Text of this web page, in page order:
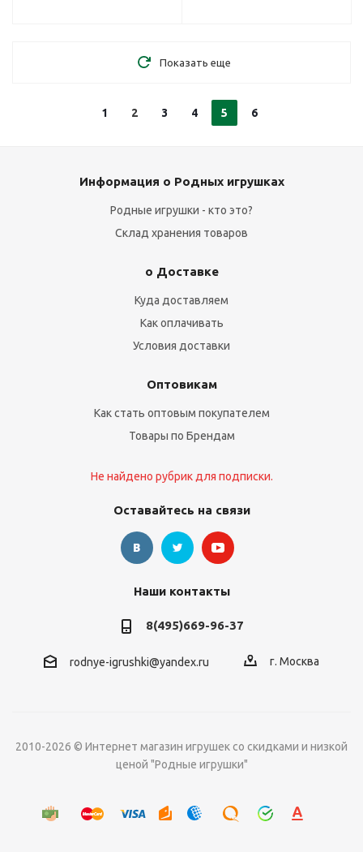
Показать еще
1 2 3 4 5 6
Информация о Родных игрушках
Родные игрушки - кто это?
Склад хранения товаров
о Доставке
Куда доставляем
Как оплачивать
Условия доставки
Оптовикам
Как стать оптовым покупателем
Товары по Брендам
Не найдено рубрик для подписки.
Оставайтесь на связи
Наши контакты
8(495)669-96-37
rodnye-igrushki@yandex.ru г. Москва
2010-2026 © Интернет магазин игрушек со скидками и низкой
ценой "Родные игрушки"